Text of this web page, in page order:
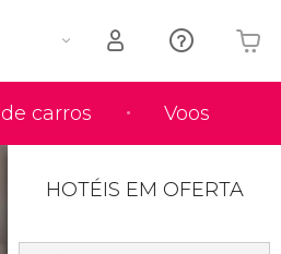
carros Voos
O seu carrinho está vazio
HOTÉIS EM OFERTA